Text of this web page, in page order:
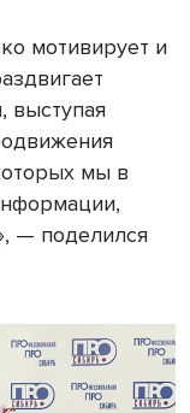
мотивирует и
выступая
мы в
— поделился